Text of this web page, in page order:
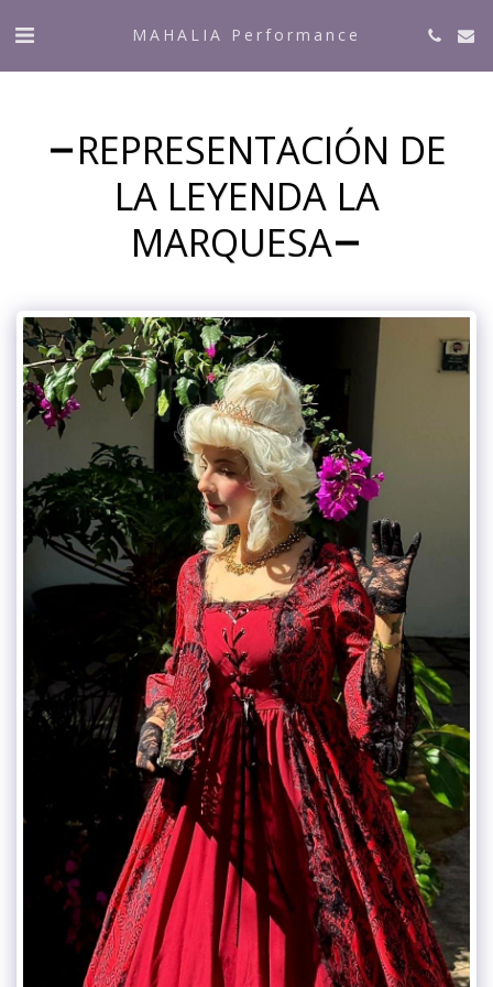
MAHALIA Performance
REPRESENTACIÓN DE
LA LEYENDA LA
MARQUESA